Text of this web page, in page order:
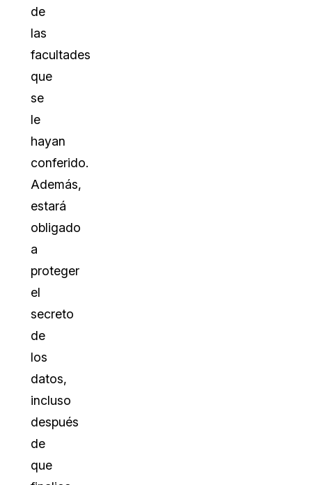
de
las
facultades
que
se
le
hayan
conferido.
Además,
estará
obligado
a
proteger
el
secreto
de
los
datos,
incluso
después
de
que